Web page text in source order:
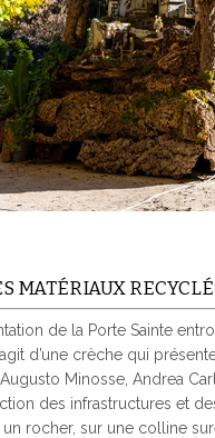
MATÉRIAUX
de la Porte Sainte
d’une crèche qui
Minosse, Andrea
des infrastructures et
rocher, sur une colline